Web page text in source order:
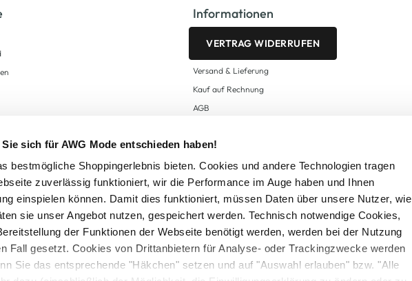
sich für AWG Mode entschieden haben!
bestmögliche Shoppingerlebnis bieten. Cookies und andere Technologien tragen
zuverlässig funktioniert, wir die Performance im Auge haben und Ihnen
einspielen können. Damit dies funktioniert, müssen Daten über unsere Nutzer, wie
sie unser Angebot nutzen, gespeichert werden. Technisch notwendige Cookies,
der Funktionen der Webseite benötigt werden, werden bei der Nutzung
Fall gesetzt. Cookies von Drittanbietern für Analyse- oder Trackingzwecke werden
Sie das entsprechende "Häkchen" setzen und auf "Auswahl erlauben" bzw. "Alle
Informationen
VERTRAG WIDERRUFEN
Versand & Lieferung
Kauf auf Rechnung
AGB
Zahlungsarten
Datenschutz
AWG CARD Teilnahmebedingungen
gesetzl. Mehrwertsteuer zzgl.